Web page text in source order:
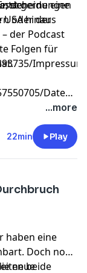
der
oder der
der Podcast
Folgen für
hinaus
gerne eine
...more
22min Play
haben eine
Doch noch
beide
neue